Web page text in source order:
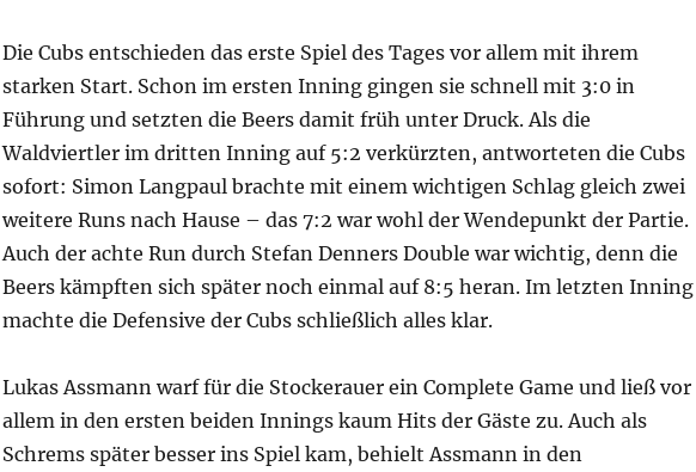
Die Cubs entschieden das erste Spiel des Tages vor allem mit ihrem
starken Start. Schon im ersten Inning gingen sie schnell mit 3:0 in
Führung und setzten die Beers damit früh unter Druck. Als die
Waldviertler im dritten Inning auf 5:2 verkürzten, antworteten die Cubs
sofort: Simon Langpaul brachte mit einem wichtigen Schlag gleich zwei
weitere Runs nach Hause – das 7:2 war wohl der Wendepunkt der Partie.
Auch der achte Run durch Stefan Denners Double war wichtig, denn die
Beers kämpften sich später noch einmal auf 8:5 heran. Im letzten Inning
machte die Defensive der Cubs schließlich alles klar.
Lukas Assmann warf für die Stockerauer ein Complete Game und ließ vor
allem in den ersten beiden Innings kaum Hits der Gäste zu. Auch als
Schrems später besser ins Spiel kam, behielt Assmann in den